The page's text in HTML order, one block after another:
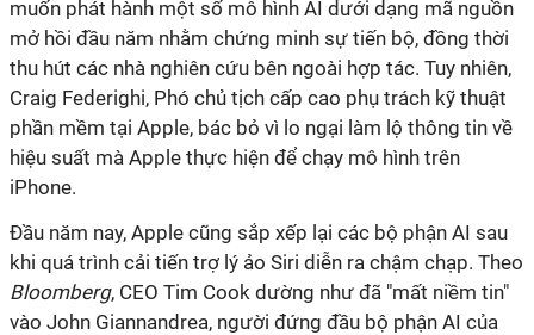
muốn phát hành một số mô hình AI dưới dạng mã nguồn
mở hồi đầu năm nhằm chứng minh sự tiến bộ, đồng thời
thu hút các nhà nghiên cứu bên ngoài hợp tác. Tuy nhiên,
Craig Federighi, Phó chủ tịch cấp cao phụ trách kỹ thuật
phần mềm tại Apple, bác bỏ vì lo ngại làm lộ thông tin về
hiệu suất mà Apple thực hiện để chạy mô hình trên
iPhone.
Đầu năm nay, Apple cũng sắp xếp lại các bộ phận AI sau
khi quá trình cải tiến trợ lý ảo Siri diễn ra chậm chạp. Theo
Bloomberg, CEO Tim Cook dường như đã "mất niềm tin"
vào John Giannandrea, người đứng đầu bộ phận AI của